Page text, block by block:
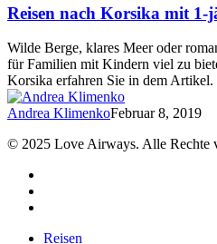
Korsika
mit
1-
jährigem
Baby
Reisen nach Korsika mit 1-
Wilde Berge, klares Meer oder
für Familien mit Kindern viel zu
Korsika erfahren Sie in dem Artikel.
Andrea KlimenkoFebruar 8, 2019
© 2025 Love Airways. Alle Rechte
Close
Reisen